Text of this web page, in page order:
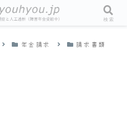
年金請求
請求書類
検索